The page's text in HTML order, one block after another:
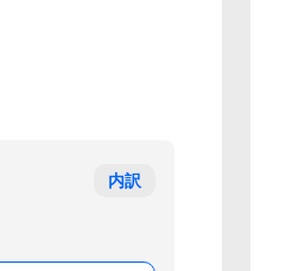
内訳